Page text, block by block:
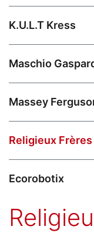
K.U.L.T Kress
Maschio
Massey
Religieux Frères
Ecorobotix